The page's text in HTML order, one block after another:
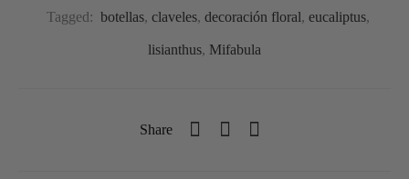
Tagged: botellas, claveles, decoración floral, eucaliptus,
lisianthus, Mifabula
Share